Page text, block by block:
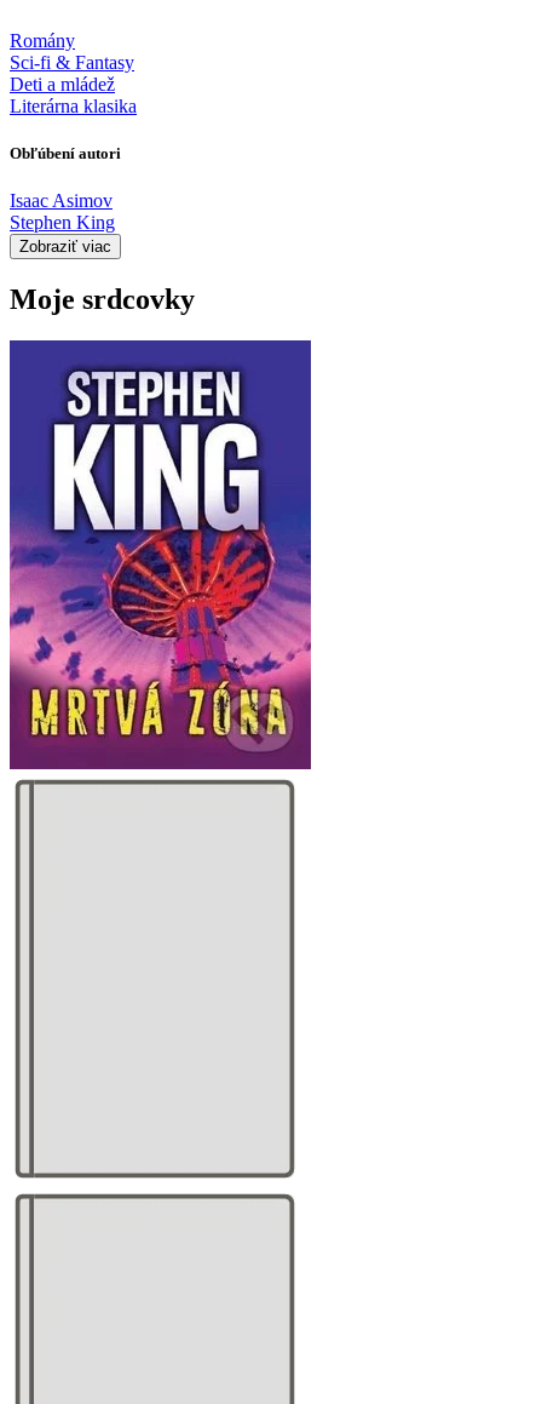
Romány
Sci-fi & Fantasy
Deti a mládež
Literárna klasika
Obľúbení autori
Isaac Asimov
Stephen King
Zobraziť viac
Moje srdcovky